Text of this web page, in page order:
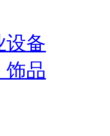
设备
饰品